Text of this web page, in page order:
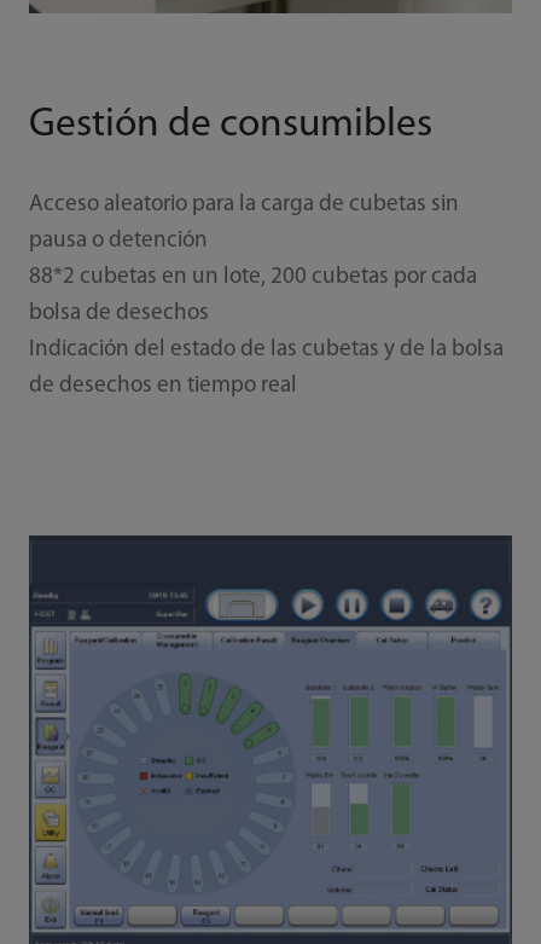
Gestión de consumibles
Acceso aleatorio para la carga de cubetas sin
pausa o detención
88*2 cubetas en un lote, 200 cubetas por cada
bolsa de desechos
Indicación del estado de las cubetas y de la bolsa
de desechos en tiempo real